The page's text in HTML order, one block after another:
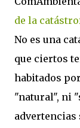
de la
No es una
que ciertos
habitados
"natural", ni
advertencias